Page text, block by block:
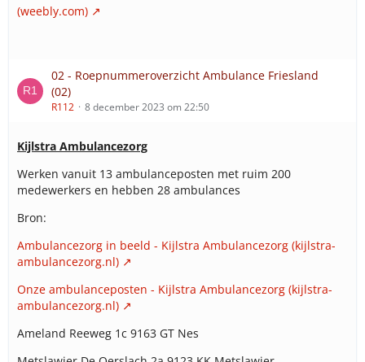
(weebly.com)
02 - Roepnummeroverzicht Ambulance Friesland
(02)
R112 8 december 2023 om 22:50
Kijlstra Ambulancezorg
Werken vanuit 13 ambulanceposten met ruim 200
medewerkers en hebben 28 ambulances
Bron:
Ambulancezorg in beeld - Kijlstra Ambulancezorg (kijlstra-
ambulancezorg.nl)
Onze ambulanceposten - Kijlstra Ambulancezorg (kijlstra-
ambulancezorg.nl)
Ameland Reeweg 1c 9163 GT Nes